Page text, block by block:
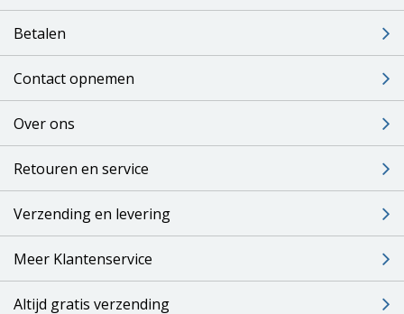
Betalen
Contact opnemen
Over ons
Retouren en service
Verzending en levering
Meer Klantenservice
Altijd gratis verzending